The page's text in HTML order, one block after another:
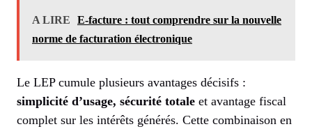
A LIRE
E-facture : tout comprendre sur la nouvelle
norme de facturation électronique
Le LEP cumule plusieurs avantages décisifs :
simplicité d’usage, sécurité totale et avantage fiscal
complet sur les intérêts générés. Cette combinaison en